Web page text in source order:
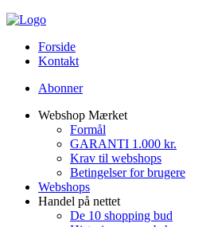
Forside
Kontakt
Abonner
Webshop Mærket
Formål
GARANTI 1.000 kr.
Krav til webshops
Betingelser for brugere
Webshops
Handel på nettet
De 10 shopping bud